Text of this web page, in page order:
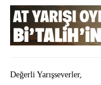
Değerli Yarışseverler,